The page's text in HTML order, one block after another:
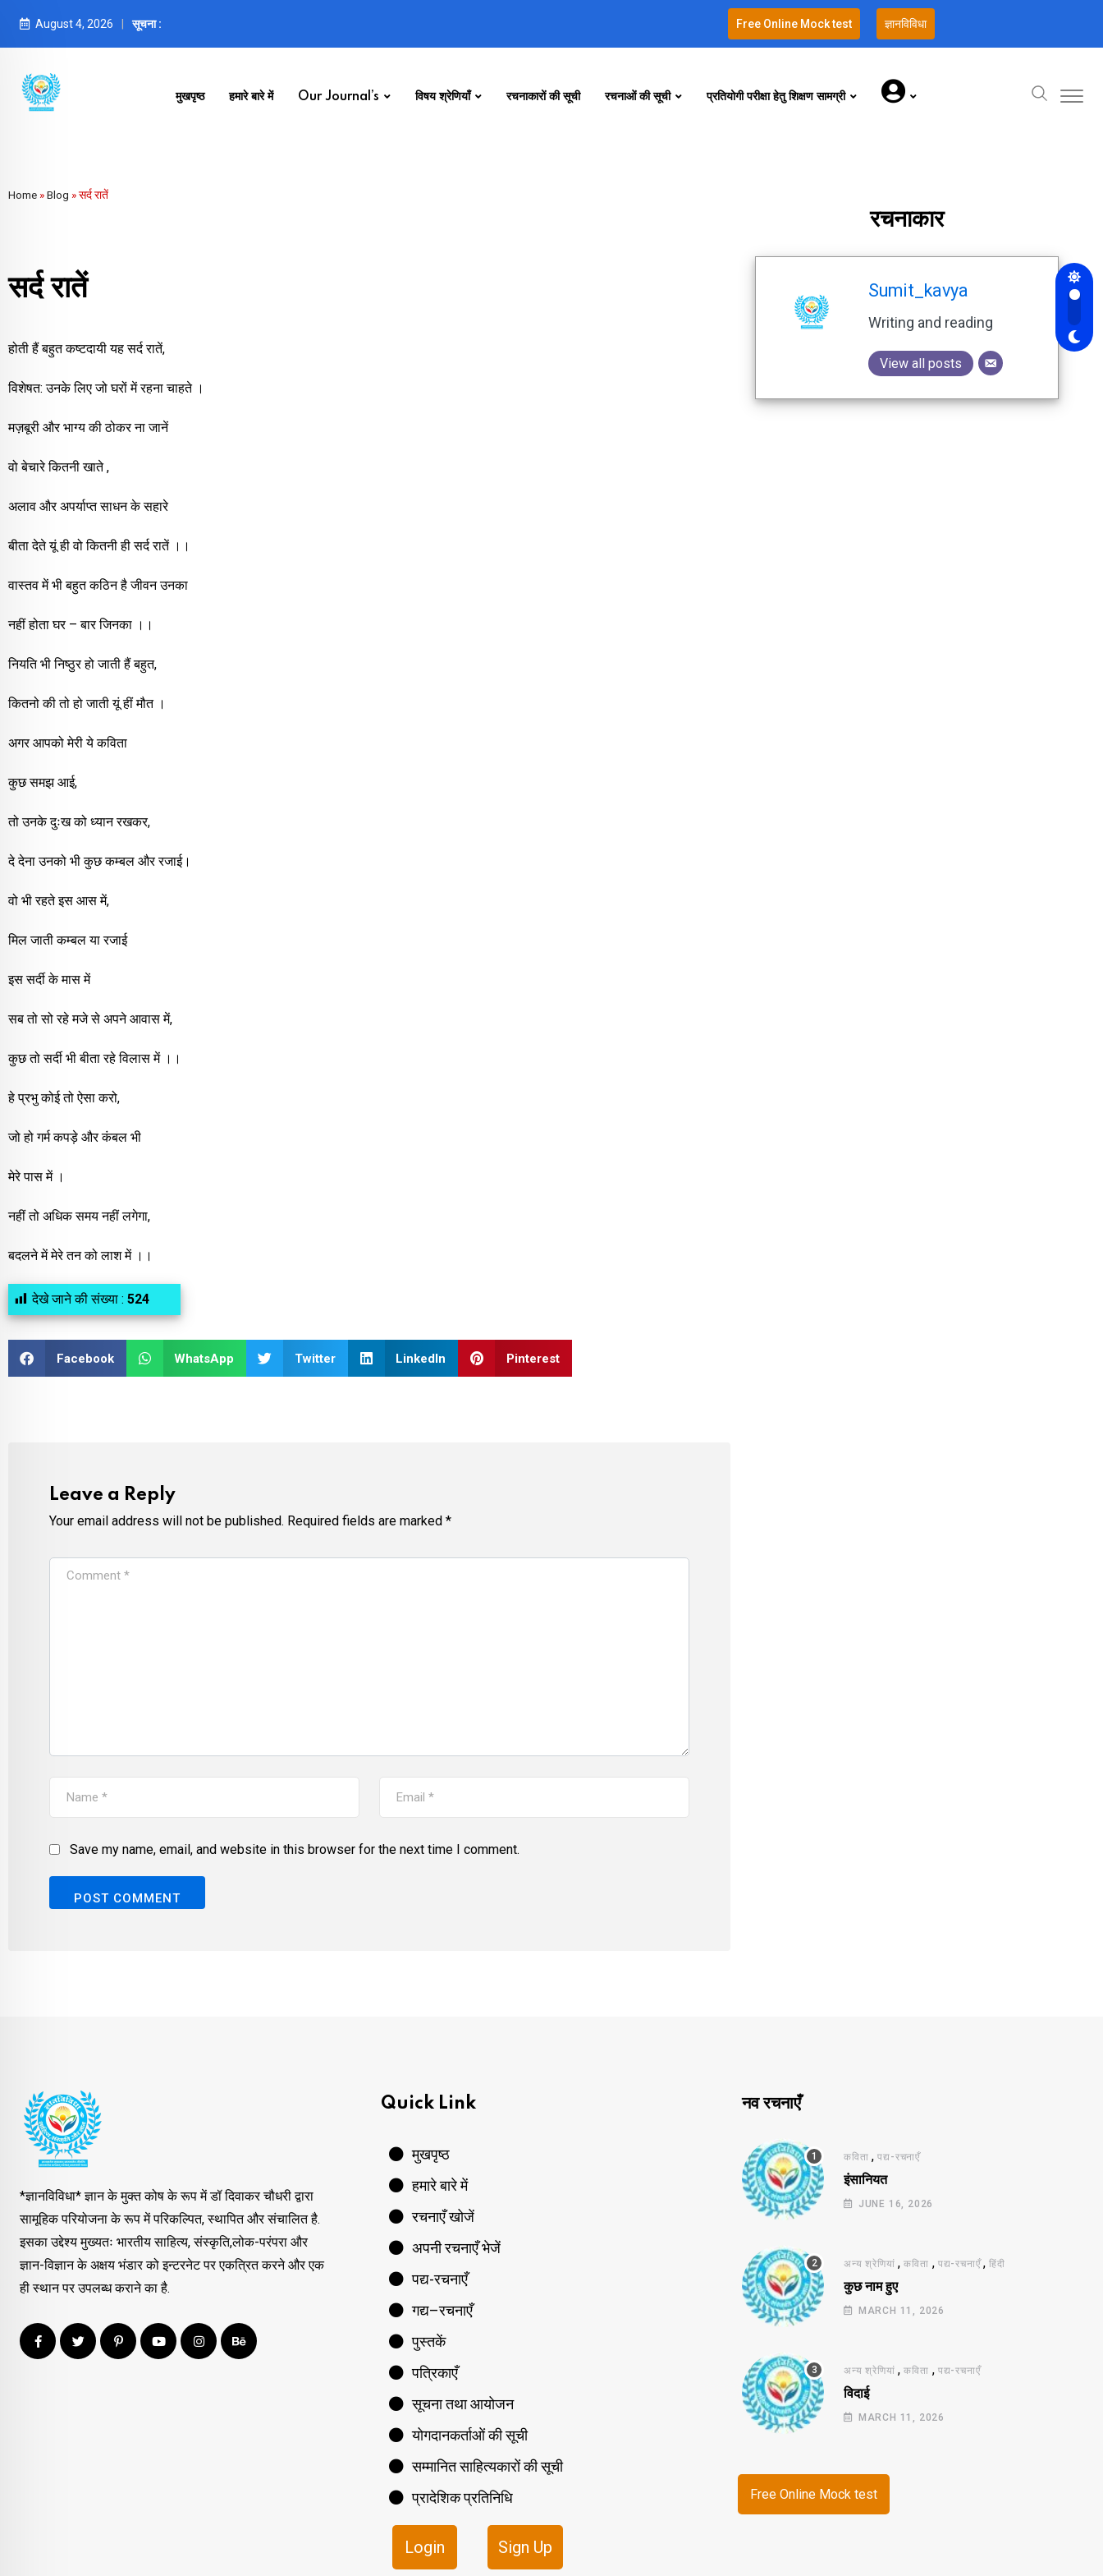
August 4, 2026 सूचना : Free Online Mock test ज्ञानविविधा
मुखपृष्ठ हमारे बारे में Our Journal’s विषय श्रेणियाँ रचनाकारों की सूची रचनाओं की सूची प्रतियोगी परीक्षा हेतु शिक्षण सामग्री
Home »Blog »सर्द रातें
सर्द रातें
होती हैं बहुत कष्टदायी यह सर्द रातें,
विशेषत: उनके लिए जो घरों में रहना चाहते ।
मज़बूरी और भाग्य की ठोकर ना जानें
वो बेचारे कितनी खाते ,
अलाव और अपर्याप्त साधन के सहारे
बीता देते यूं ही वो कितनी ही सर्द रातें ।।
वास्तव में भी बहुत कठिन है जीवन उनका
नहीं होता घर – बार जिनका ।।
नियति भी निष्ठुर हो जाती हैं बहुत,
कितनो की तो हो जाती यूं हीं मौत ।
अगर आपको मेरी ये कविता
कुछ समझ आई,
तो उनके दुःख को ध्यान रखकर,
दे देना उनको भी कुछ कम्बल और रजाई।
वो भी रहते इस आस में,
मिल जाती कम्बल या रजाई
इस सर्दी के मास में
सब तो सो रहे मजे से अपने आवास में,
कुछ तो सर्दी भी बीता रहे विलास में ।।
हे प्रभु कोई तो ऐसा करो,
जो हो गर्म कपड़े और कंबल भी
मेरे पास में ।
नहीं तो अधिक समय नहीं लगेगा,
बदलने में मेरे तन को लाश में ।।
देखे जाने की संख्या : 524
Facebook WhatsApp Twitter LinkedIn Pinterest
Leave a Reply
Your email address will not be published. Required fields are marked *
Save my name, email, and website in this browser for the next time I comment.
रचनाकार
Sumit_kavya
Writing and reading
View all posts
*ज्ञानविविधा* ज्ञान के मुक्त कोष के रूप में डॉ दिवाकर चौधरी द्वारा
सामूहिक परियोजना के रूप में परिकल्पित, स्थापित और संचालित है.
इसका उद्देश्य मुख्यतः भारतीय साहित्य, संस्कृति,लोक-परंपरा और
ज्ञान-विज्ञान के अक्षय भंडार को इन्टरनेट पर एकत्रित करने और एक
ही स्थान पर उपलब्ध कराने का है.
Quick Link
मुखपृष्ठ
हमारे बारे में
रचनाएँ खोजें
अपनी रचनाएँ भेजें
पद्य-रचनाएँ
गद्य–रचनाएँ
पुस्तकें
पत्रिकाएँ
सूचना तथा आयोजन
योगदानकर्ताओं की सूची
सम्मानित साहित्यकारों की सूची
प्रादेशिक प्रतिनिधि
Login Sign Up
नव रचनाएँ
कविता ,पद्य-रचनाएँ
इंसानियत
JUNE 16, 2026
अन्य श्रेणियां ,कविता , पद्य-रचनाएँ,हिंदी
कुछ नाम हुए
MARCH 11, 2026
अन्य श्रेणियां ,कविता , पद्य-रचनाएँ
विदाई
MARCH 11, 2026
Free Online Mock test